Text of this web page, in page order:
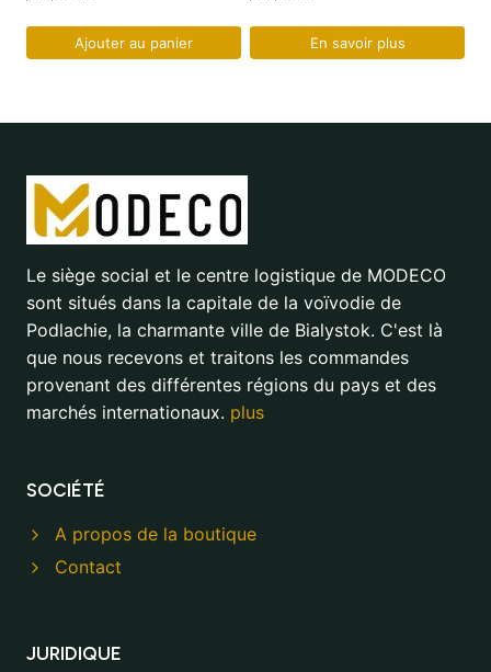
Ajouter au panier En savoir plus
Le siège social et le centre logistique de MODECO
sont situés dans la capitale de la voïvodie de
Podlachie, la charmante ville de Bialystok. C'est là
que nous recevons et traitons les commandes
provenant des différentes régions du pays et des
marchés internationaux. plus
SOCIÉTÉ
A propos de la boutique
Contact
JURIDIQUE